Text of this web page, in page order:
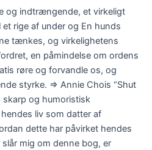
og indtrængende, et virkeligt
rige af under og En hunds
tænkes, og virkelighetens
en påmindelse om ordens
røre og forvandle os, og
styrke. => Annie Chois “Shut
skarp og humoristisk
liv som datter af
dette har påvirket hendes
mig om denne bog, er